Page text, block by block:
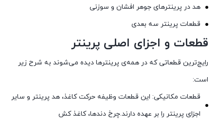
هد در پرینترهای جوهر افشان و سوزنی
قطعات پرینتر سه بعدی
قطعات و اجزای اصلی پرینتر
رایج‌ترین قطعاتی که در همه‌ی پرینترها دیده می‌شوند به شرح زیر
است:
قطعات مکانیکی: این قطعات وظیفه حرکت کاغذ، هد پرینتر و سایر
اجزای پرینتر را بر عهده دارند.چرخ دندها، کاغذ کش